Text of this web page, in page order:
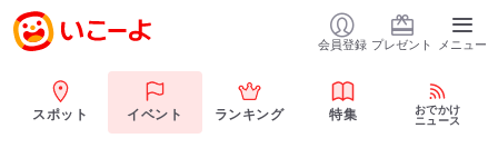
会員登録 プレゼント メニュー
スポット イベント ランキング 特集
おでかけ
ニュース